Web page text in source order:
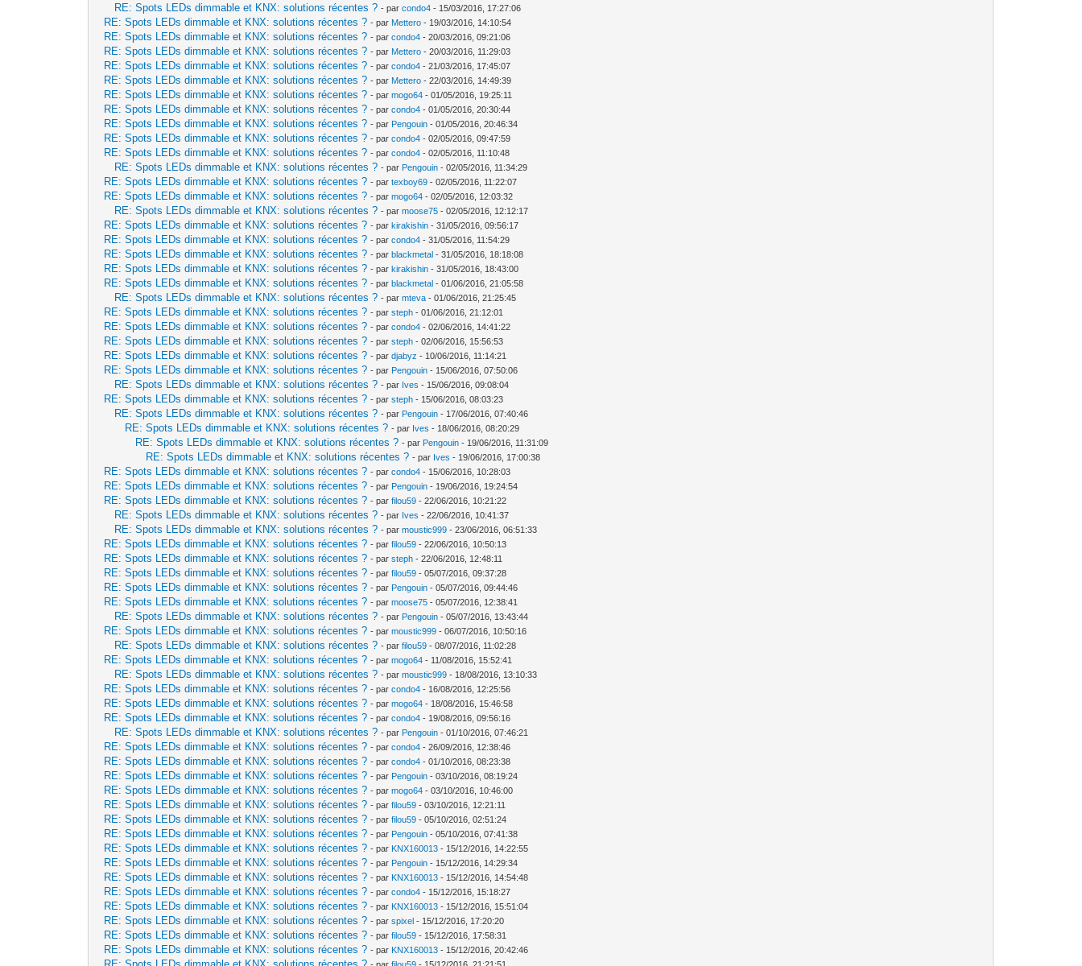
RE: Spots LEDs dimmable et KNX: solutions récentes ? - parcondo4 - 15/03/2016, 17:27:06
RE: Spots LEDs dimmable et KNX: solutions récentes ? - par Mettero - 19/03/2016, 14:10:54
RE: Spots LEDs dimmable et KNX: solutions récentes ? - parcondo4 - 20/03/2016, 09:21:06
RE: Spots LEDs dimmable et KNX: solutions récentes ? - par Mettero - 20/03/2016, 11:29:03
RE: Spots LEDs dimmable et KNX: solutions récentes ? - parcondo4 - 21/03/2016, 17:45:07
RE: Spots LEDs dimmable et KNX: solutions récentes ? - par Mettero - 22/03/2016, 14:49:39
RE: Spots LEDs dimmable et KNX: solutions récentes ? - parmogo64 - 01/05/2016, 19:25:11
RE: Spots LEDs dimmable et KNX: solutions récentes ? - parcondo4 - 01/05/2016, 20:30:44
RE: Spots LEDs dimmable et KNX: solutions récentes ? - par Pengouin - 01/05/2016, 20:46:34
RE: Spots LEDs dimmable et KNX: solutions récentes ? - parcondo4 - 02/05/2016, 09:47:59
RE: Spots LEDs dimmable et KNX: solutions récentes ? - parcondo4 - 02/05/2016, 11:10:48
RE: Spots LEDs dimmable et KNX: solutions récentes ? - par Pengouin - 02/05/2016, 11:34:29
RE: Spots LEDs dimmable et KNX: solutions récentes ? - partexboy69 - 02/05/2016, 11:22:07
RE: Spots LEDs dimmable et KNX: solutions récentes ? - parmogo64 - 02/05/2016, 12:03:32
RE: Spots LEDs dimmable et KNX: solutions récentes ? - parmoose75 - 02/05/2016, 12:12:17
RE: Spots LEDs dimmable et KNX: solutions récentes ? - parkirakishin - 31/05/2016, 09:56:17
RE: Spots LEDs dimmable et KNX: solutions récentes ? - parcondo4 - 31/05/2016, 11:54:29
RE: Spots LEDs dimmable et KNX: solutions récentes ? - parblackmetal - 31/05/2016, 18:18:08
RE: Spots LEDs dimmable et KNX: solutions récentes ? - parkirakishin - 31/05/2016, 18:43:00
RE: Spots LEDs dimmable et KNX: solutions récentes ? - parblackmetal - 01/06/2016, 21:05:58
RE: Spots LEDs dimmable et KNX: solutions récentes ? - parmteva - 01/06/2016, 21:25:45
RE: Spots LEDs dimmable et KNX: solutions récentes ? - parsteph - 01/06/2016, 21:12:01
RE: Spots LEDs dimmable et KNX: solutions récentes ? - parcondo4 - 02/06/2016, 14:41:22
RE: Spots LEDs dimmable et KNX: solutions récentes ? - parsteph - 02/06/2016, 15:56:53
RE: Spots LEDs dimmable et KNX: solutions récentes ? - pardjabyz - 10/06/2016, 11:14:21
RE: Spots LEDs dimmable et KNX: solutions récentes ? - par Pengouin - 15/06/2016, 07:50:06
RE: Spots LEDs dimmable et KNX: solutions récentes ? - par Ives - 15/06/2016, 09:08:04
RE: Spots LEDs dimmable et KNX: solutions récentes ? - parsteph - 15/06/2016, 08:03:23
RE: Spots LEDs dimmable et KNX: solutions récentes ? - par Pengouin - 17/06/2016, 07:40:46
RE: Spots LEDs dimmable et KNX: solutions récentes ? - par Ives - 18/06/2016, 08:20:29
RE: Spots LEDs dimmable et KNX: solutions récentes ? - par Pengouin - 19/06/2016, 11:31:09
RE: Spots LEDs dimmable et KNX: solutions récentes ? - par Ives - 19/06/2016, 17:00:38
RE: Spots LEDs dimmable et KNX: solutions récentes ? - parcondo4 - 15/06/2016, 10:28:03
RE: Spots LEDs dimmable et KNX: solutions récentes ? - par Pengouin - 19/06/2016, 19:24:54
RE: Spots LEDs dimmable et KNX: solutions récentes ? - parfilou59 - 22/06/2016, 10:21:22
RE: Spots LEDs dimmable et KNX: solutions récentes ? - par Ives - 22/06/2016, 10:41:37
RE: Spots LEDs dimmable et KNX: solutions récentes ? - parmoustic999 - 23/06/2016, 06:51:33
RE: Spots LEDs dimmable et KNX: solutions récentes ? - parfilou59 - 22/06/2016, 10:50:13
RE: Spots LEDs dimmable et KNX: solutions récentes ? - parsteph - 22/06/2016, 12:48:11
RE: Spots LEDs dimmable et KNX: solutions récentes ? - parfilou59 - 05/07/2016, 09:37:28
RE: Spots LEDs dimmable et KNX: solutions récentes ? - par Pengouin - 05/07/2016, 09:44:46
RE: Spots LEDs dimmable et KNX: solutions récentes ? - parmoose75 - 05/07/2016, 12:38:41
RE: Spots LEDs dimmable et KNX: solutions récentes ? - par Pengouin - 05/07/2016, 13:43:44
RE: Spots LEDs dimmable et KNX: solutions récentes ? - parmoustic999 - 06/07/2016, 10:50:16
RE: Spots LEDs dimmable et KNX: solutions récentes ? - parfilou59 - 08/07/2016, 11:02:28
RE: Spots LEDs dimmable et KNX: solutions récentes ? - parmogo64 - 11/08/2016, 15:52:41
RE: Spots LEDs dimmable et KNX: solutions récentes ? - parmoustic999 - 18/08/2016, 13:10:33
RE: Spots LEDs dimmable et KNX: solutions récentes ? - parcondo4 - 16/08/2016, 12:25:56
RE: Spots LEDs dimmable et KNX: solutions récentes ? - parmogo64 - 18/08/2016, 15:46:58
RE: Spots LEDs dimmable et KNX: solutions récentes ? - parcondo4 - 19/08/2016, 09:56:16
RE: Spots LEDs dimmable et KNX: solutions récentes ? - par Pengouin - 01/10/2016, 07:46:21
RE: Spots LEDs dimmable et KNX: solutions récentes ? - parcondo4 - 26/09/2016, 12:38:46
RE: Spots LEDs dimmable et KNX: solutions récentes ? - parcondo4 - 01/10/2016, 08:23:38
RE: Spots LEDs dimmable et KNX: solutions récentes ? - par Pengouin - 03/10/2016, 08:19:24
RE: Spots LEDs dimmable et KNX: solutions récentes ? - parmogo64 - 03/10/2016, 10:46:00
RE: Spots LEDs dimmable et KNX: solutions récentes ? - parfilou59 - 03/10/2016, 12:21:11
RE: Spots LEDs dimmable et KNX: solutions récentes ? - parfilou59 - 05/10/2016, 02:51:24
RE: Spots LEDs dimmable et KNX: solutions récentes ? - par Pengouin - 05/10/2016, 07:41:38
RE: Spots LEDs dimmable et KNX: solutions récentes ? - par KNX160013 - 15/12/2016, 14:22:55
RE: Spots LEDs dimmable et KNX: solutions récentes ? - par Pengouin - 15/12/2016, 14:29:34
RE: Spots LEDs dimmable et KNX: solutions récentes ? - par KNX160013 - 15/12/2016, 14:54:48
RE: Spots LEDs dimmable et KNX: solutions récentes ? - parcondo4 - 15/12/2016, 15:18:27
RE: Spots LEDs dimmable et KNX: solutions récentes ? - par KNX160013 - 15/12/2016, 15:51:04
RE: Spots LEDs dimmable et KNX: solutions récentes ? - parspixel - 15/12/2016, 17:20:20
RE: Spots LEDs dimmable et KNX: solutions récentes ? - parfilou59 - 15/12/2016, 17:58:31
RE: Spots LEDs dimmable et KNX: solutions récentes ? - par KNX160013 - 15/12/2016, 20:42:46